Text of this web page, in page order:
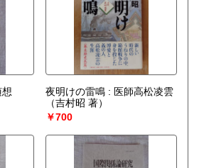
夜明けの雷鳴 : 医師高松凌雲
（吉村昭 著）
￥700